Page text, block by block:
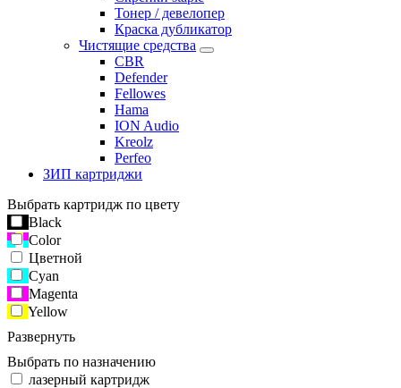
Тонер / девелопер
Краска дубликатор
Чистящие средства
CBR
Defender
Fellowes
Hama
ION Audio
Kreolz
Perfeo
ЗИП картриджи
Выбрать картридж по цвету
Black
Color
Цветной
Cyan
Magenta
Yellow
Развернуть
Выбрать по назначению
лазерный картридж